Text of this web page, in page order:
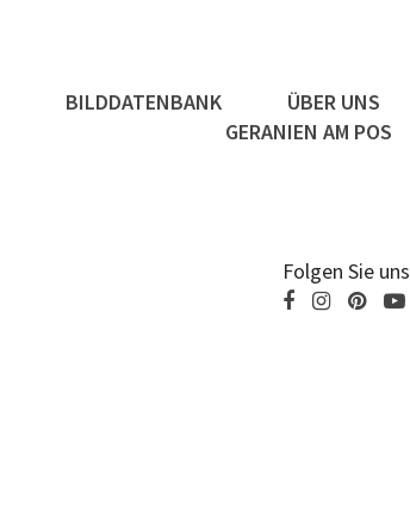
BILDDATENBANK ÜBER UNS
GERANIEN AM POS
Folgen Sie uns